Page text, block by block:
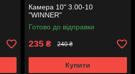
Камера 10" 3.00-10
"WINNER"
Готово до відправки
235 ₴ 240 ₴
Купити